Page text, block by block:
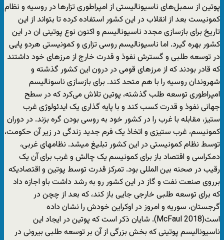
پوتین از سمبل‌های ناسیونالیستی از امپراطوری تزارها در روسیه و نظام
کمونیست بعد از انقلاب در این کشور استفاده کرده تا بتواند از این
تاریخ برای بازسازی مجدد ناسیونالیسم و اکنون نوع پوتینی ان در این
کشور بهره گیرد. اما ناسیونالیسم روسی تزاری و کمونیستی هردو پایی
در توسعه طلبی و گسترش نفوذ و قدرت خارج از مرزهای خود داشتند
که قادر بودند که از مرزهای قومی در درون این کشور گذشته و
شهروندان روسیه را با هم متحد کند. برای بازسازی ناسونالیسم
امپراطوری توسعه طلب گذشته، پوتین تلاش می‌کرد که در سطح
جهانی نفوذ و قدرت کسب کند و با پایه گذاری یک ایدئولوژی غرب
ستیز، مقابله با غرب را در کشور خود به روسی بودن گره بزند. در دوران
کمونیسم، غرب ستیزی و اتخاذ یک فرم جدید زندگی در زیر آن حکومت،
توسط نظام کمونیستی در این کشور تبلیغ میشد. نظامهای غربی،
دمکراسی و اقتصاد باز برای کمونیسم یک چالش و غرب برای آن یک
رقیب در صحنه بین المللی بود. تمرکز قدرت توسط پوتین و اقتصادیکه
برروی صنعت نفت و گاز در این کشور رو به رشد داشت باو اجازه داد
که برای توسعه طلبی خارجی جایی باز کند، که بعد از چچن در
گرجستان، سوریه و امروز در اوکراین خودش را نشان داده
است(McFaul 2018). شایان ذکر است که پوتین در ایجاد این
ناسیونالیسم پوتینی که بخش بزرگی از آن بر توسعه طلبی بیرونی در